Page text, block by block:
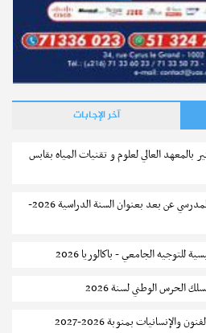
آخر الإجابات
بالمعهد العالي لعلوم و تقنيات المياه بقابس
بلاغ حول مواعيد الترسيم المدرسي عن بعد بعنوان السنة الدراسية 2026-
للتوجيه الجامعي - باكالوريا 2026
الحرس الوطني لسنة 2026
بمنوبة 2026-2027